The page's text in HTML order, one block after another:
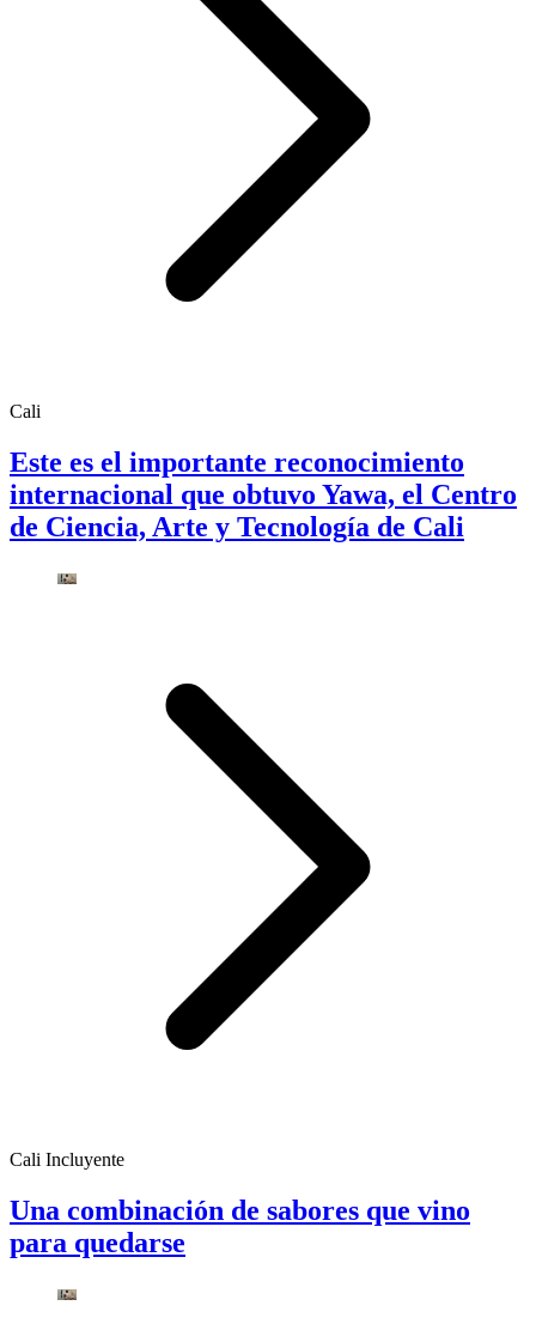
Cali
Este es el importante reconocimiento
internacional que obtuvo Yawa, el Centro
de Ciencia, Arte y Tecnología de Cali
Cali Incluyente
Una combinación de sabores que vino
para quedarse